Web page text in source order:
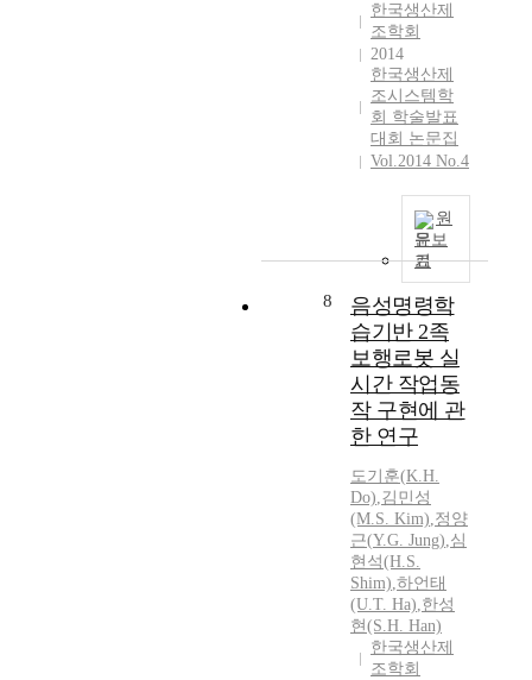
한국생산제
조학회
2014
한국생산제
조시스템학
회 학술발표
대회 논문집
Vol.2014 No.4
원
문보
기
8
음성명령학
습기반 2족
보행로봇 실
시간 작업동
작 구현에 관
한 연구
도기훈(K.H.
Do),김민성
(M.S. Kim),정양
근(Y.G. Jung),심
현석(H.S.
Shim),하언태
(U.T. Ha),한성
현(S.H. Han)
한국생산제
조학회